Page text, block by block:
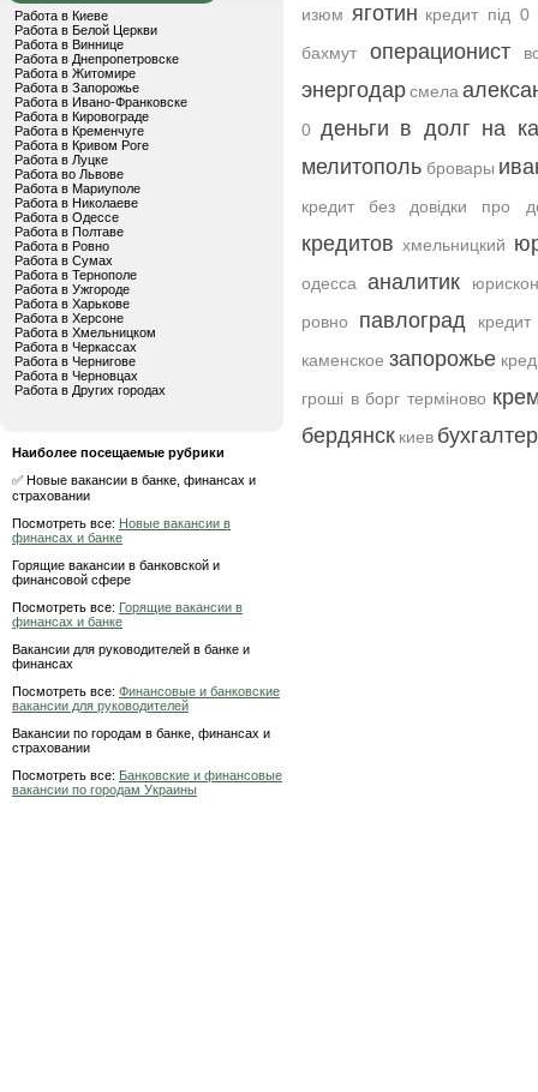
Работа в Киеве
Работа в Белой Церкви
Работа в Виннице
Работа в Днепропетровске
Работа в Житомире
Работа в Запорожье
Работа в Ивано-Франковске
Работа в Кировограде
Работа в Кременчуге
Работа в Кривом Роге
Работа в Луцке
Работа во Львове
Работа в Мариуполе
Работа в Николаеве
Работа в Одессе
Работа в Полтаве
Работа в Ровно
Работа в Сумах
Работа в Тернополе
Работа в Ужгороде
Работа в Харькове
Работа в Херсоне
Работа в Хмельницком
Работа в Черкассах
Работа в Чернигове
Работа в Черновцах
Работа в Других городах
Наиболее посещаемые рубрики
✅ Новые вакансии в банке, финансах и
страховании
Посмотреть все: Новые вакансии в
финансах и банке
Горящие вакансии в банковской и
финансовой сфере
Посмотреть все: Горящие вакансии в
финансах и банке
Вакансии для руководителей в банке и
финансах
Посмотреть все: Финансовые и банковские
вакансии для руководителей
Вакансии по городам в банке, финансах и
страховании
Посмотреть все: Банковские и финансовые
вакансии по городам Украины
изюм яготин кредит під 0
бахмут
операционист
энергодарсмела
0 деньги в долг на
мелитополь бровары
кредит без довідки про
кредитов хмельницкий
одесса аналитик
ровно
павлоград
каменское запорожье
гроші в борг терміново
бердянск киев бухгалтер